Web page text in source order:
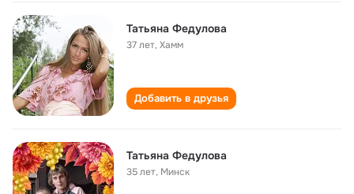
Татьяна Федулова
37 лет,Хамм
Добавить в друзья
Татьяна Федулова
35 лет, Минск